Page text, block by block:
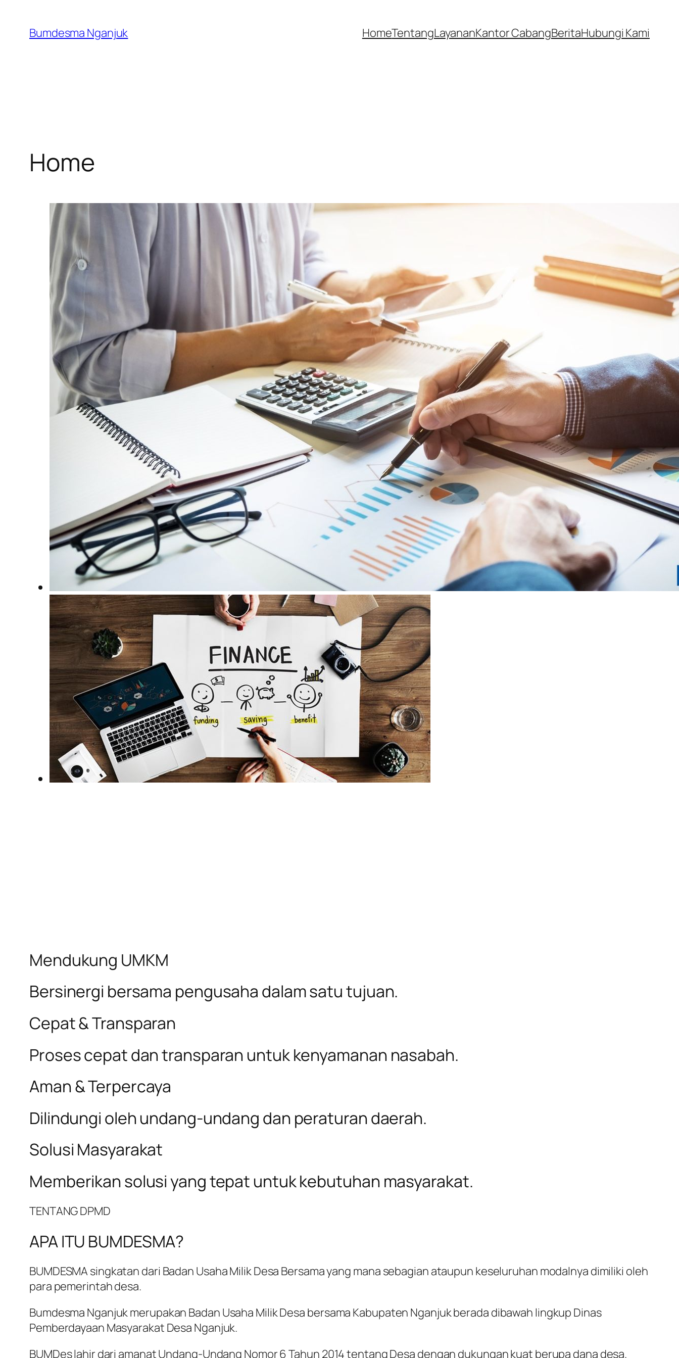
content
Bumdesma Nganjuk HomeTentangLayananKantor CabangBeritaHubungi Kami
Home
Mendukung UMKM
Bersinergi bersama pengusaha dalam satu tujuan.
Cepat & Transparan
Proses cepat dan transparan untuk kenyamanan nasabah.
Aman & Terpercaya
Dilindungi oleh undang-undang dan peraturan daerah.
Solusi Masyarakat
Memberikan solusi yang tepat untuk kebutuhan masyarakat.
TENTANG DPMD
APA ITU BUMDESMA?
BUMDESMA singkatan dari Badan Usaha Milik Desa Bersama yang mana sebagian ataupun keseluruhan modalnya dimiliki oleh
para pemerintah desa.
Bumdesma Nganjuk merupakan Badan Usaha Milik Desa bersama Kabupaten Nganjuk berada dibawah lingkup Dinas
Pemberdayaan Masyarakat Desa Nganjuk.
BUMDes lahir dari amanat Undang-Undang Nomor 6 Tahun 2014 tentang Desa dengan dukungan kuat berupa dana desa.